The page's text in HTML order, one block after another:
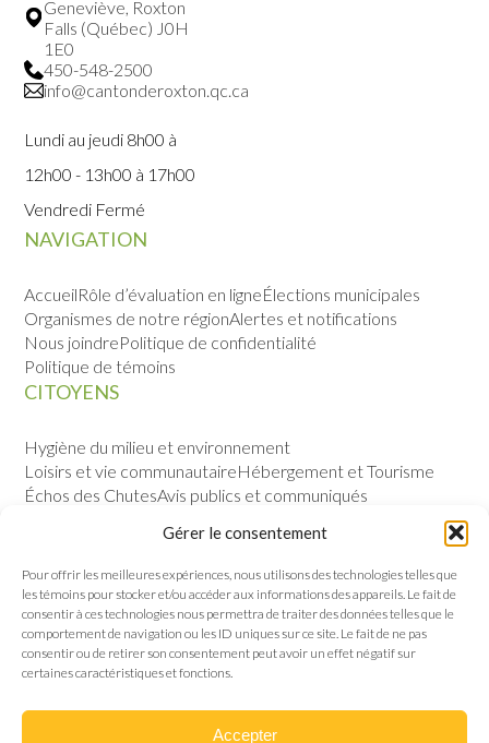
Gérer le consentement
Pour offrir les meilleures expériences, nous utilisons des technologies telles que
les témoins pour stocker et/ou accéder aux informations des appareils. Le fait de
consentir à ces technologies nous permettra de traiter des données telles que le
comportement de navigation ou les ID uniques sur ce site. Le fait de ne pas
consentir ou de retirer son consentement peut avoir un effet négatif sur
certaines caractéristiques et fonctions.
Accepter
NAVIGATION
AccueilRôle d’évaluation en ligneÉlections municipales
Organismes de notre régionAlertes et notifications
Nous joindrePolitique de confidentialité
Politique de témoins
CITOYENS
Hygiène du milieu et environnement
Loisirs et vie communautaireHébergement et Tourisme
Échos des ChutesAvis publics et communiqués
Notre histoirePermis et règlements
Politique de gestion contractuelleConseil municipal
Geneviève, Roxton
Falls (Québec) J0H
1E0
450-548-2500
info@cantonderoxton.qc.ca
Lundi au jeudi 8h00 à
12h00 - 13h00 à 17h00
Vendredi Fermé